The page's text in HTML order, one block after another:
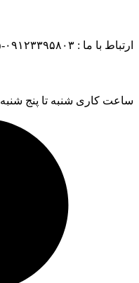
ارتباط با ما : ۰۹۱۲۳۳۹۵۸۰۳-۰۹۱۲۸۴۸۲۹۸۵
ساعت کاری شنبه تا پنج شنبه ۸ الی 20